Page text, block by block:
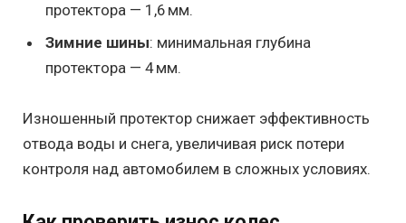
протектора — 1,6 мм.
Зимние шины: минимальная глубина
протектора — 4 мм.
Изношенный протектор снижает эффективность
отвода воды и снега, увеличивая риск потери
контроля над автомобилем в сложных условиях.